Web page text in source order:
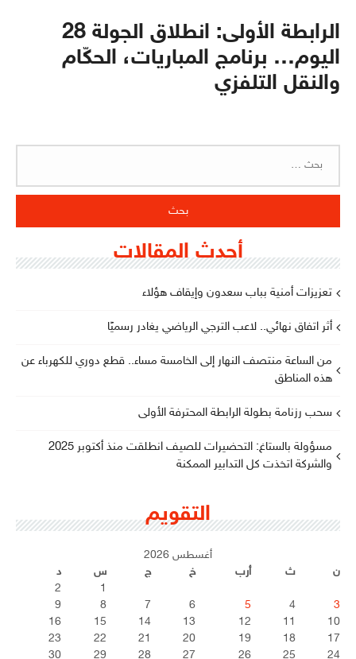
الرابطة الأولى: انطلاق الجولة 28
اليوم… برنامج المباريات، الحكّام
والنقل التلفزي
أحدث المقالات
تعزيزات أمنية بباب سعدون وإيقاف هؤلاء
أثر اتفاق نهائي.. لاعب الترجي الرياضي يغادر رسميًا
من الساعة منتصف النهار إلى الخامسة مساء.. قطع دوري للكهرباء عن
هذه المناطق
سحب رزنامة بطولة الرابطة المحترفة الأولى
مسؤولة بالستاغ: التحضيرات للصيف انطلقت منذ أكتوبر 2025
والشركة اتخذت كل التدابير الممكنة
التقويم
أغسطس 2026
ن
ث أرب خ ج س
د
1
2
3
4
5
6
7
8
9
10
11
12
13
14
15
16
17
18
19
20
21
22
23
24
25
26
27
28
29
30